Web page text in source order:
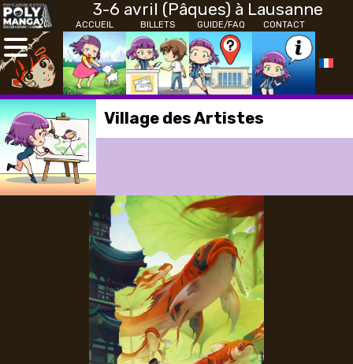
3-6 avril (Pâques) à Lausanne
ACCUEIL BILLETS GUIDE/FAQ CONTACT
Village des Artistes